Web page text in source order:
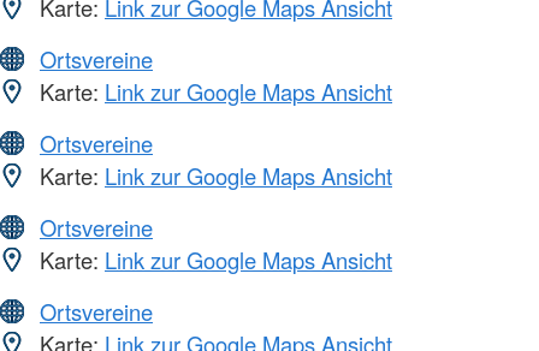
Karte: Link zur Google Maps Ansicht
Ortsvereine
Karte: Link zur Google Maps Ansicht
Ortsvereine
Karte: Link zur Google Maps Ansicht
Ortsvereine
Karte: Link zur Google Maps Ansicht
Ortsvereine
Karte: Link zur Google Maps Ansicht